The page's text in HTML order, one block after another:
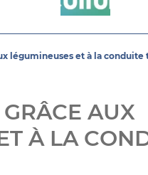
légumineuses et à la conduite
AUX
À LA